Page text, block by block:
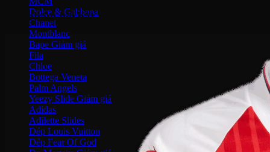
Dolce & Gabbana
Chanel
Montblanc
Bape
Fila
Chloe
Bottega Veneta
Palm Angels
Yeezy Slide
Adidas
Adilette Slides
Dép Louis Vuitton
Dép Fear Of God
Sản phẩm nổi bật